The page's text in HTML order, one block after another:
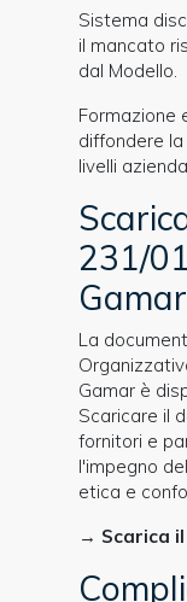
Sistema
il mancato
dal Modello.
Formazione
diffondere
livelli
231/
Gamar
La
Gamar è
Scaricare il
fornitori e
l'impegno
etica e
→ Scarica